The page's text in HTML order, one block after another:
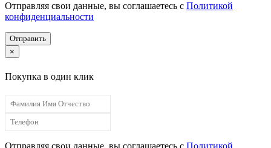
Отправляя свои данные, вы соглашаетесь с Политикой
конфиденциальности
Отправить
×
Покупка в один клик
Отправляя свои данные, вы соглашаетесь с Политикой